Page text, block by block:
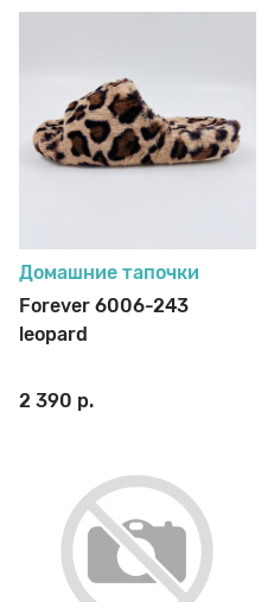
Домашние тапочки
Forever 6006-243
leopard
2 390 р.